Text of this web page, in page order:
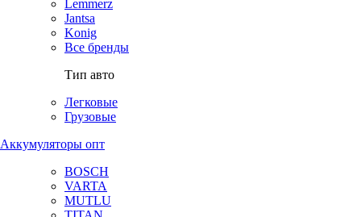
Lemmerz
Jantsa
Konig
Все бренды
Тип авто
Легковые
Грузовые
Аккумуляторы опт
BOSCH
VARTA
MUTLU